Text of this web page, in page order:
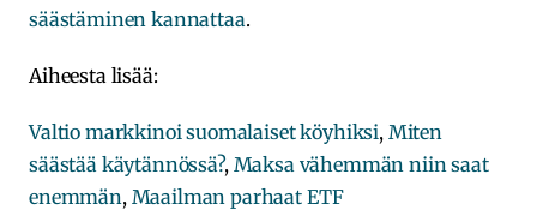
säästäminen kannattaa.
Aiheesta lisää:
Valtio markkinoi suomalaiset köyhiksi, Miten
säästää käytännössä?, Maksa vähemmän niin saat
enemmän, Maailman parhaat ETF